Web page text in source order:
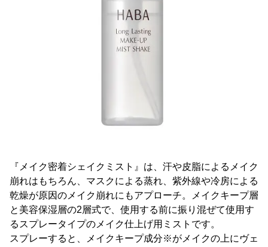
『メイク密着シェイクミスト』は、汗や皮脂によるメイク
崩れはもちろん、マスクによる蒸れ、紫外線や冷房による
乾燥が原因のメイク崩れにもアプローチ。メイクキープ層
と美容保湿層の2層式で、使用する前に振り混ぜて使用す
るスプレータイプのメイク仕上げ用ミストです。
スプレーすると、メイクキープ成分※がメイクの上にヴェ